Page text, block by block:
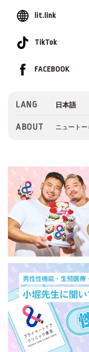
lit.link
TikTok
FACEBOOK
LANG
ABOUT ニュート